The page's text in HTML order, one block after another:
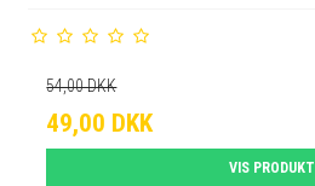
54,00 DKK
49,00 DKK
VIS PRODUKT